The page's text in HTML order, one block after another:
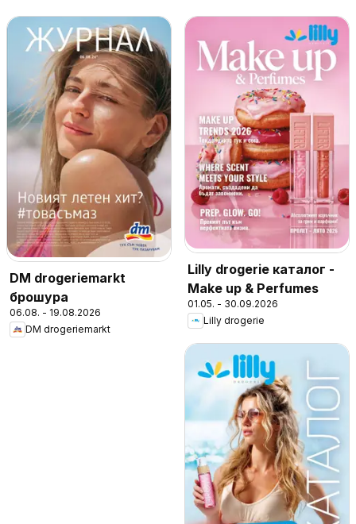
DM drogeriemarkt
брошура
06.08. - 19.08.2026
DM drogeriemarkt
Lilly drogerie каталог -
Make up & Perfumes
01.05. - 30.09.2026
Lilly drogerie